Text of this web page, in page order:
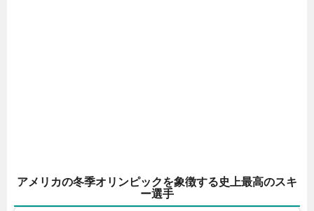
アメリカの冬季オリンピックを象徴する史上最高のスキ
ー選手